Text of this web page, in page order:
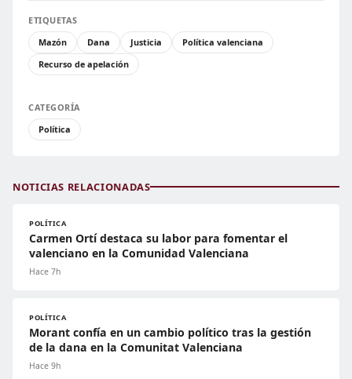
ETIQUETAS
Mazón
Dana Justicia
Política valenciana
Recurso de apelación
CATEGORÍA
Política
NOTICIAS RELACIONADAS
POLÍTICA
Carmen Ortí destaca su labor para fomentar el
valenciano en la Comunidad Valenciana
Hace 7h
POLÍTICA
Morant confía en un cambio político tras la gestión
de la dana en la Comunitat Valenciana
Hace 9h